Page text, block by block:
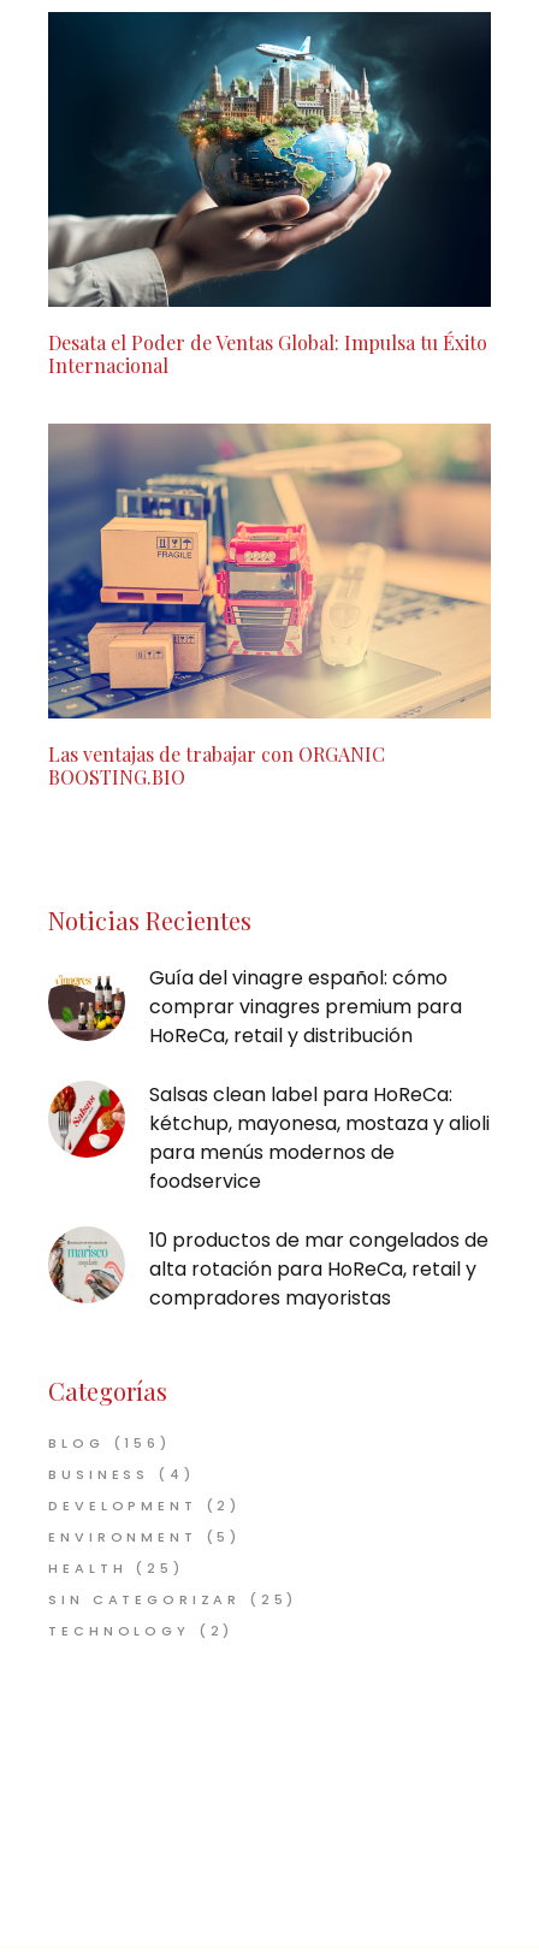
Desata el Poder de Ventas Global: Impulsa tu Éxito
Internacional
Las ventajas de trabajar con ORGANIC
BOOSTING.BIO
Noticias Recientes
Guía del vinagre español: cómo
comprar vinagres premium para
HoReCa, retail y distribución
Salsas clean label para HoReCa:
kétchup, mayonesa, mostaza y alioli
para menús modernos de
foodservice
10 productos de mar congelados de
alta rotación para HoReCa, retail y
compradores mayoristas
Categorías
BLOG
(156)
BUSINESS
(4)
DEVELOPMENT
(2)
ENVIRONMENT
(5)
HEALTH
(25)
SIN CATEGORIZAR
(25)
TECHNOLOGY
(2)